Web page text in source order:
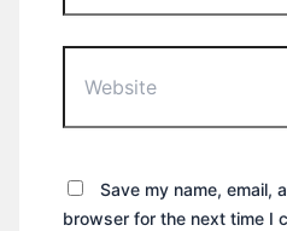
Save my name, email,
browser for the next time I